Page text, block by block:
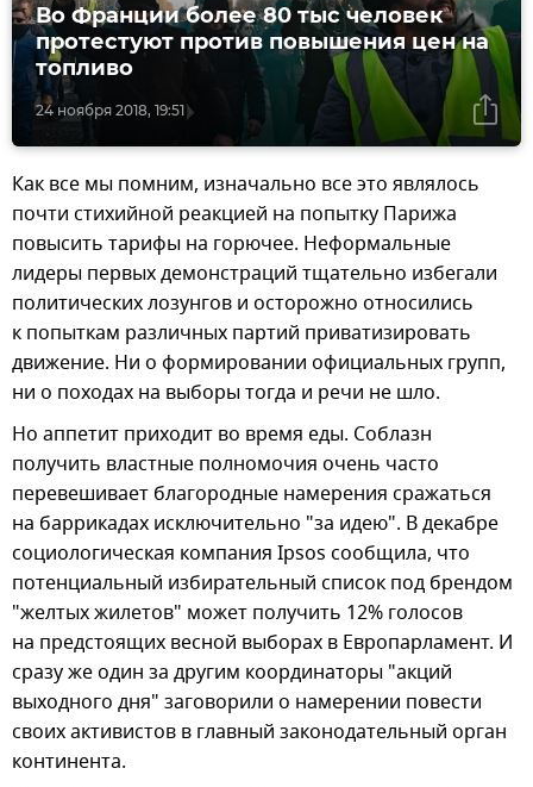
24 ноября 2018, 19:51
Во Франции более 80 тыс человек
протестуют против повышения цен на
топливо
Как все мы помним, изначально все это являлось
почти стихийной реакцией на попытку Парижа
повысить тарифы на горючее. Неформальные
лидеры первых демонстраций тщательно избегали
политических лозунгов и осторожно относились
к попыткам различных партий приватизировать
движение. Ни о формировании официальных групп,
ни о походах на выборы тогда и речи не шло.
Но аппетит приходит во время еды. Соблазн
получить властные полномочия очень часто
перевешивает благородные намерения сражаться
на баррикадах исключительно "за идею". В декабре
социологическая компания Ipsos сообщила, что
потенциальный избирательный список под брендом
"желтых жилетов" может получить 12% голосов
на предстоящих весной выборах в Европарламент. И
сразу же один за другим координаторы "акций
выходного дня" заговорили о намерении повести
своих активистов в главный законодательный орган
континента.